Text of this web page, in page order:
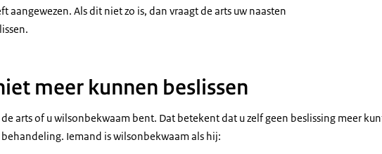
aangewezen. Als dit niet zo is, dan vraagt de arts uw naasten
meer kunnen beslissen
arts of u wilsonbekwaam bent. Dat betekent dat u zelf geen beslissing meer
Iemand is wilsonbekwaam als hij: